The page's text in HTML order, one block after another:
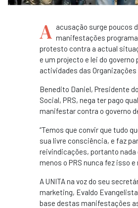
A acusação surge poucos
manifestações
protesto contra a actual
e um projecto e lei do governo
actividades das
Benedito Daniel, Presidente
Social, PRS, nega ter pago
manifestar contra o governo
“Temos que convir que tudo
sua livre consciência, e faz
reivindicações, portanto nada
menos o PRS nunca fez isso
A UNITA na voz do seu
marketing, Evaldo
base destas manifestações